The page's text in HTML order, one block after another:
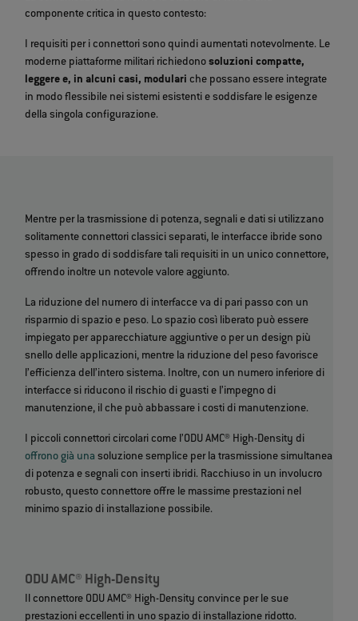
componente critica in questo contesto:
I requisiti per i connettori sono quindi aumentati notevolmente. Le
moderne piattaforme militari richiedonosoluzioni compatte,
leggere e, in alcuni casi, modulari che possano essere integrate
in modo flessibile nei sistemi esistenti e soddisfare le esigenze
della singola configurazione.
Mentre per la trasmissione di potenza, segnali e dati si utilizzano
solitamente connettori classici separati, le interfacce ibride sono
spesso in grado di soddisfare tali requisiti in un unico connettore,
offrendo inoltre un notevole valore aggiunto.
La riduzione del numero di interfacce va di pari passo con un
risparmio di spazio e peso. Lo spazio così liberato può essere
impiegato per apparecchiature aggiuntive o per un design più
snello delle applicazioni, mentre la riduzione del peso favorisce
l’efficienza dell’intero sistema. Inoltre, con un numero inferiore di
interfacce si riducono il rischio di guasti e l’impegno di
manutenzione, il che può abbassare i costi di manutenzione.
I piccoli connettori circolari come l’ODU AMC® High-Density di
offrono già una soluzione semplice per la trasmissione simultanea
di potenza e segnali con inserti ibridi. Racchiuso in un involucro
robusto, questo connettore offre le massime prestazioni nel
minimo spazio di installazione possibile.
ODU AMC® High-Density
Il connettore ODU AMC® High-Density convince per le sue
prestazioni eccellenti in uno spazio di installazione ridotto.